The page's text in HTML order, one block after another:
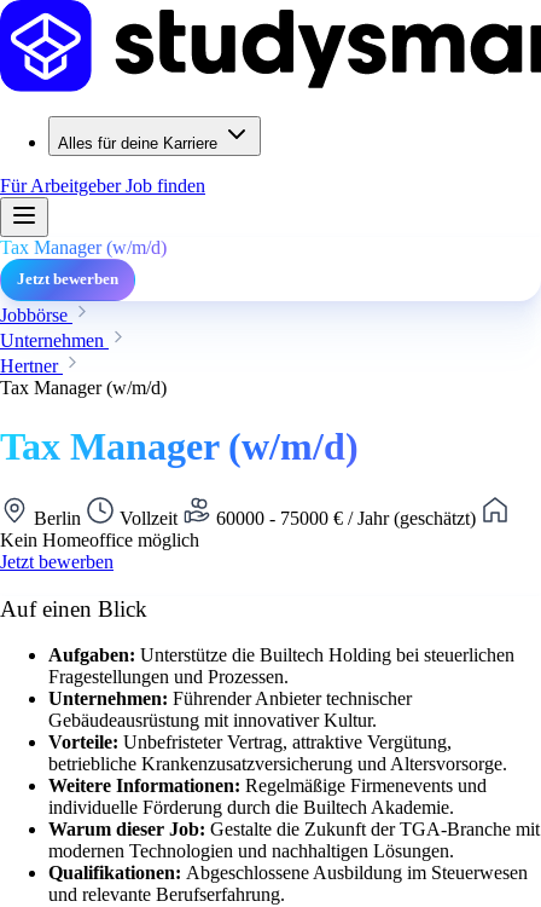
Alles für deine Karriere
Für ArbeitgeberJob finden
Tax Manager (w/m/d)
Jetzt bewerben
Jobbörse
Unternehmen
Hertner
Tax Manager (w/m/d)
Tax Manager (w/m/d)
Berlin Vollzeit
60000 - 75000 € / Jahr (geschätzt)
Kein Homeoffice möglich
Jetzt bewerben
Auf einen Blick
Aufgaben: Unterstütze die Builtech Holding bei steuerlichen
Fragestellungen und Prozessen.
Unternehmen: Führender Anbieter technischer
Gebäudeausrüstung mit innovativer Kultur.
Vorteile: Unbefristeter Vertrag, attraktive Vergütung,
betriebliche Krankenzusatzversicherung und Altersvorsorge.
Weitere Informationen: Regelmäßige Firmenevents und
individuelle Förderung durch die Builtech Akademie.
Warum dieser Job: Gestalte die Zukunft der TGA-Branche mit
modernen Technologien und nachhaltigen Lösungen.
Qualifikationen: Abgeschlossene Ausbildung im Steuerwesen
und relevante Berufserfahrung.